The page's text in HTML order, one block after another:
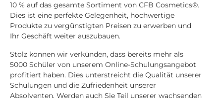
10 % auf das gesamte Sortiment von CFB Cosmetics®.
Dies ist eine perfekte Gelegenheit, hochwertige
Produkte zu vergünstigten Preisen zu erwerben und
Ihr Geschäft weiter auszubauen.
Stolz können wir verkünden, dass bereits mehr als
5000 Schüler von unserem Online-Schulungsangebot
profitiert haben. Dies unterstreicht die Qualität unserer
Schulungen und die Zufriedenheit unserer
Absolventen. Werden auch Sie Teil unserer wachsenden